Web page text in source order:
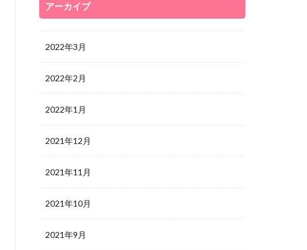
アーカイブ
2022年3月
2022年2月
2022年1月
2021年12月
2021年11月
2021年10月
2021年9月